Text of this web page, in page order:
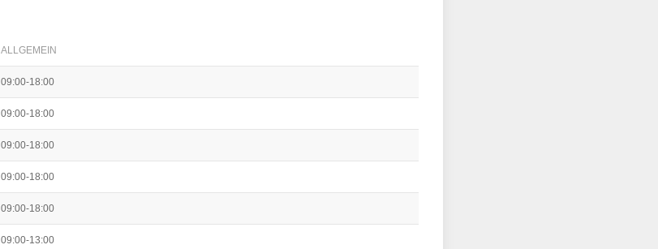
ALLGEMEIN
09:00-18:00
09:00-18:00
09:00-18:00
09:00-18:00
09:00-18:00
09:00-13:00